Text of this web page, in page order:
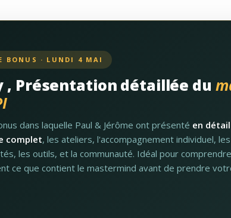
BONUS · LUNDI 4 MAI
, Présentation détaillée du
dans laquelle Paul & Jérôme ont présenté en
complet, les ateliers, l'accompagnement individuel, les
les outils, et la communauté. Idéal pour comprendre
ce que contient le mastermind avant de prendre